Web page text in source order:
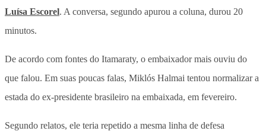
Luísa Escorel. A conversa, segundo apurou a coluna, durou 20
minutos.
De acordo com fontes do Itamaraty, o embaixador mais ouviu do
que falou. Em suas poucas falas, Miklós Halmai tentou normalizar a
estada do ex-presidente brasileiro na embaixada, em fevereiro.
Segundo relatos, ele teria repetido a mesma linha de defesa